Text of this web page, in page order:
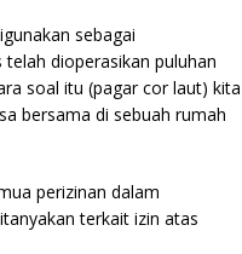
sebagai
dioperasikan puluhan
soal itu (pagar cor laut) kita
bersama di sebuah rumah
perizinan dalam
terkait izin atas